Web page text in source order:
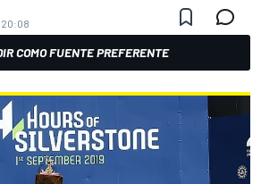
20:08
COMO FUENTE PREFERENTE